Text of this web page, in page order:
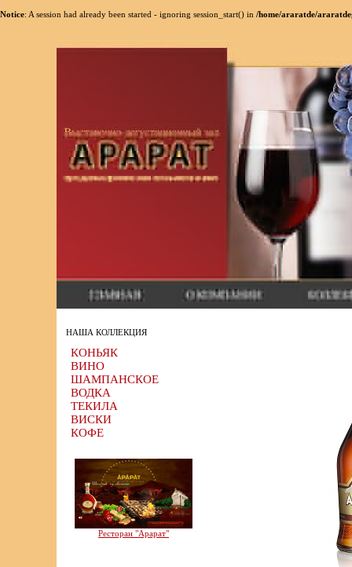
Notice: A session had already been started - ignoring session_start() in /home/araratde/
НАША КОЛЛЕКЦИЯ
КОНЬЯК
ВИНО
ШАМПАНСКОЕ
ВОДКА
ТЕКИЛА
ВИСКИ
КОФЕ
Ресторан "Арарат"